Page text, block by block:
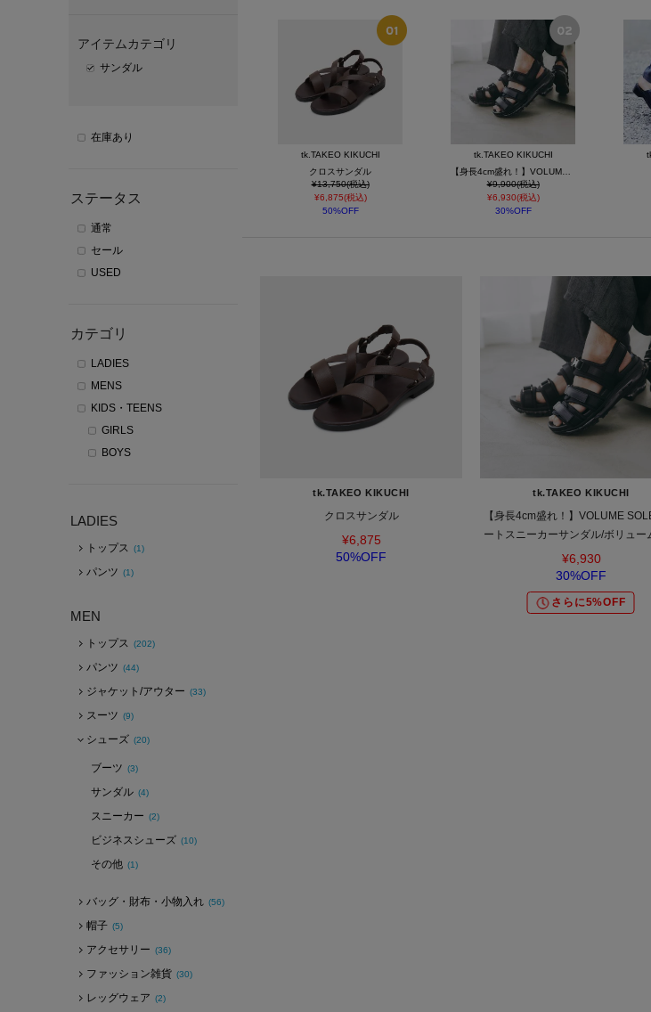
アイテムカテゴリ
サンダル
在庫あり
ステータス
通常
セール
USED
カテゴリ
LADIES
MENS
KIDS・TEENS
GIRLS
BOYS
LADIES
トップス (1)
パンツ (1)
MEN
トップス (202)
パンツ (44)
ジャケット/アウター (33)
スーツ (9)
シューズ (20)
ブーツ (3)
サンダル (4)
スニーカー (2)
ビジネスシューズ (10)
その他 (1)
バッグ・財布・小物入れ (56)
帽子 (5)
アクセサリー (36)
ファッション雑貨 (30)
レッグウェア (2)
tk.TAKEO KIKUCHI
クロスサンダル
¥13,750(税込)
¥6,875(税込)
50%OFF
tk.TAKEO KIKUCHI
¥9,900(税込)
¥6,930(税込)
30%OFF
tk.TAKEO KIKUCHI
クロスサンダル
¥6,875
50%OFF
tk.TAKEO KIKUCHI
【身長4cm盛れ！】VOLUME
ートスニーカーサンダル/ボリュー
ル/クリアソール/ハイソール/スニー
ール
¥6,930
30%OFF
さらに5%OFF